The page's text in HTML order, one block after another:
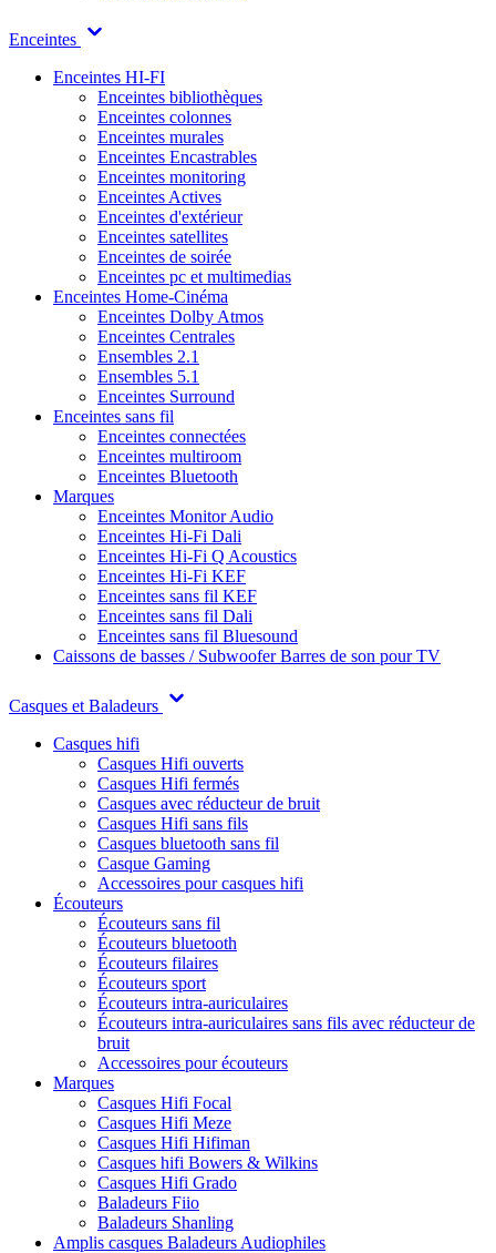
Enceintes
Enceintes HI-FI
Enceintes bibliothèques
Enceintes colonnes
Enceintes murales
Enceintes Encastrables
Enceintes monitoring
Enceintes Actives
Enceintes d'extérieur
Enceintes satellites
Enceintes de soirée
Enceintes pc et multimedias
Enceintes Home-Cinéma
Enceintes Dolby Atmos
Enceintes Centrales
Ensembles 2.1
Ensembles 5.1
Enceintes Surround
Enceintes sans fil
Enceintes connectées
Enceintes multiroom
Enceintes Bluetooth
Marques
Enceintes Monitor Audio
Enceintes Hi-Fi Dali
Enceintes Hi-Fi Q Acoustics
Enceintes Hi-Fi KEF
Enceintes sans fil KEF
Enceintes sans fil Dali
Enceintes sans fil Bluesound
Caissons de basses / SubwooferBarres de son pour TV
Casques et Baladeurs
Casques hifi
Casques Hifi ouverts
Casques Hifi fermés
Casques avec réducteur de bruit
Casques Hifi sans fils
Casques bluetooth sans fil
Casque Gaming
Accessoires pour casques hifi
Écouteurs
Écouteurs sans fil
Écouteurs bluetooth
Écouteurs filaires
Écouteurs sport
Écouteurs intra-auriculaires
Écouteurs intra-auriculaires sans fils avec réducteur de
bruit
Accessoires pour écouteurs
Marques
Casques Hifi Focal
Casques Hifi Meze
Casques Hifi Hifiman
Casques hifi Bowers & Wilkins
Casques Hifi Grado
Baladeurs Fiio
Baladeurs Shanling
Amplis casques Baladeurs Audiophiles